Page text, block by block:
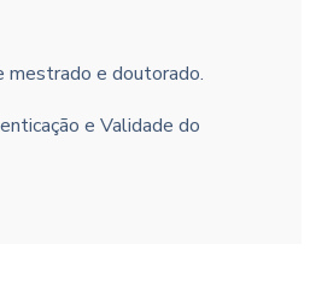
mestrado e doutorado.
e Validade do